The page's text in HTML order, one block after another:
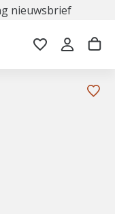
nieuwsbrief